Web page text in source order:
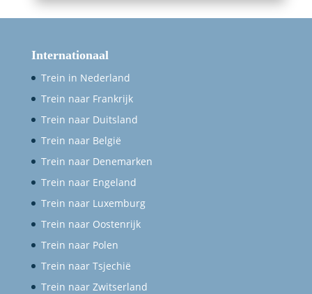
Internationaal
Trein in Nederland
Trein naar Frankrijk
Trein naar Duitsland
Trein naar België
Trein naar Denemarken
Trein naar Engeland
Trein naar Luxemburg
Trein naar Oostenrijk
Trein naar Polen
Trein naar Tsjechië
Trein naar Zwitserland